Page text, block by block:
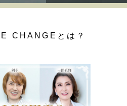
CHANGEとは？